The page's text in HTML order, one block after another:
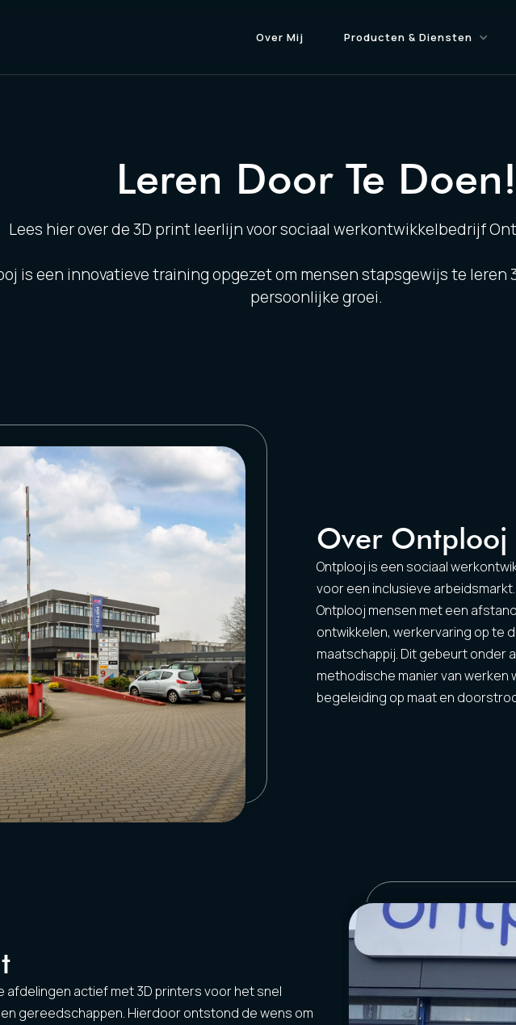
Over Mij Producten & Diensten
Leren Door Te Doen!
Lees hier over de 3D print leerlijn voor sociaal werkontwikkelbedrijf
is een innovatieve training opgezet om mensen stapsgewijs te leren
persoonlijke groei.
Over Ontplooj
Ontplooj is een sociaal
voor een inclusieve
Ontplooj mensen met een
ontwikkelen, werkervaring op te
maatschappij. Dit gebeurt onder
methodische manier van werken
begeleiding op maat en
afdelingen actief met 3D printers voor het snel
gereedschappen. Hierdoor ontstond de wens om